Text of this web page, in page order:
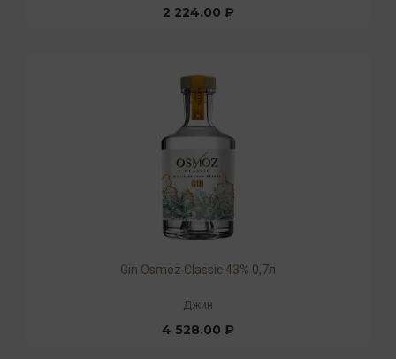
2 224.00 ₽
Gin Osmoz Classic 43% 0,7л
Джин
4 528.00 ₽